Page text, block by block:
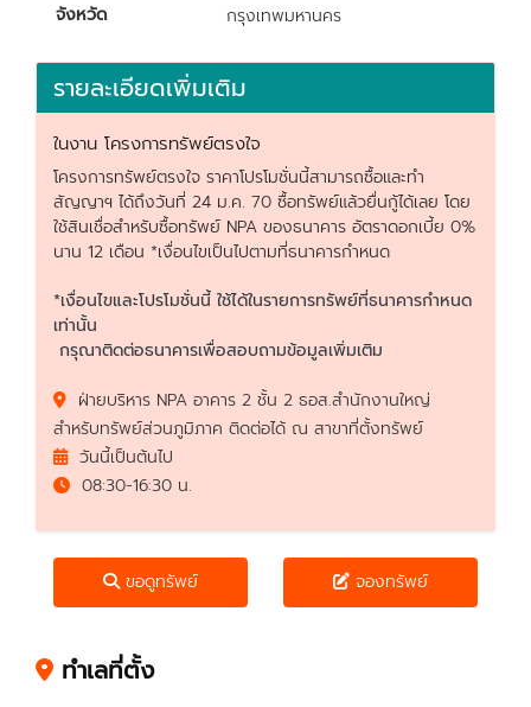
จังหวัด
กรุงเทพมหานคร
รายละเอียดเพิ่มเติม
ในงาน โครงการทรัพย์ตรงใจ
โครงการทรัพย์ตรงใจ ราคาโปรโมชั่นนี้สามารถซื้อและทำ
สัญญาฯ ได้ถึงวันที่ 24 ม.ค. 70 ซื้อทรัพย์แล้วยื่นกู้ได้เลย โดย
ใช้สินเชื่อสำหรับซื้อทรัพย์ NPA ของธนาคาร อัตราดอกเบี้ย 0%
นาน 12 เดือน *เงื่อนไขเป็นไปตามที่ธนาคารกำหนด
*เงื่อนไขและโปรโมชั่นนี้ ใช้ได้ในรายการทรัพย์ที่ธนาคารกำหนด
เท่านั้น
กรุณาติดต่อธนาคารเพื่อสอบถามข้อมูลเพิ่มเติม
ฝ่ายบริหาร NPA อาคาร 2 ชั้น 2 ธอส.สำนักงานใหญ่
สำหรับทรัพย์ส่วนภูมิภาค ติดต่อได้ ณ สาขาที่ตั้งทรัพย์
วันนี้เป็นต้นไป
08:30-16:30 น.
ขอดูทรัพย์ จองทรัพย์
ทำเลที่ตั้ง